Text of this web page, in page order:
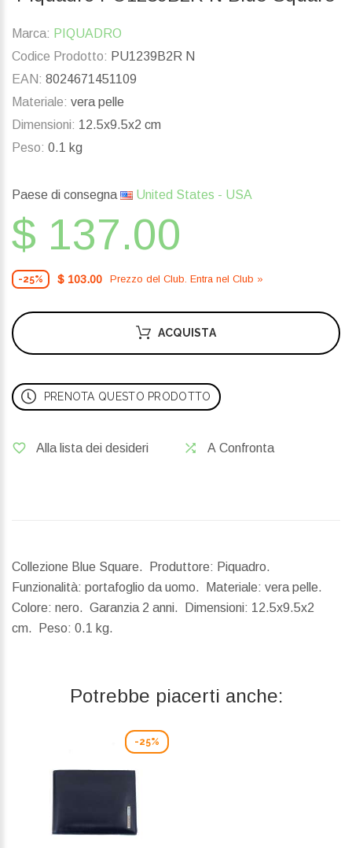
Marca: PIQUADRO
Codice Prodotto: PU1239B2R N
EAN: 8024671451109
Materiale: vera pelle
Dimensioni: 12.5x9.5x2 cm
Peso: 0.1 kg
Paese di consegna United States - USA
$ 137.00
-25% $ 103.00 Prezzo del Сlub. Entra nel Сlub »
ACQUISTA
PRENOTA QUESTO PRODOTTO
Alla lista dei desideri A Confronta
Collezione Blue Square. Produttore: Piquadro.
Funzionalità: portafoglio da uomo. Materiale: vera pelle.
Colore: nero. Garanzia 2 anni.
Dimensioni: 12.5x9.5x2
cm.
Peso: 0.1 kg.
Potrebbe piacerti anche:
-25%